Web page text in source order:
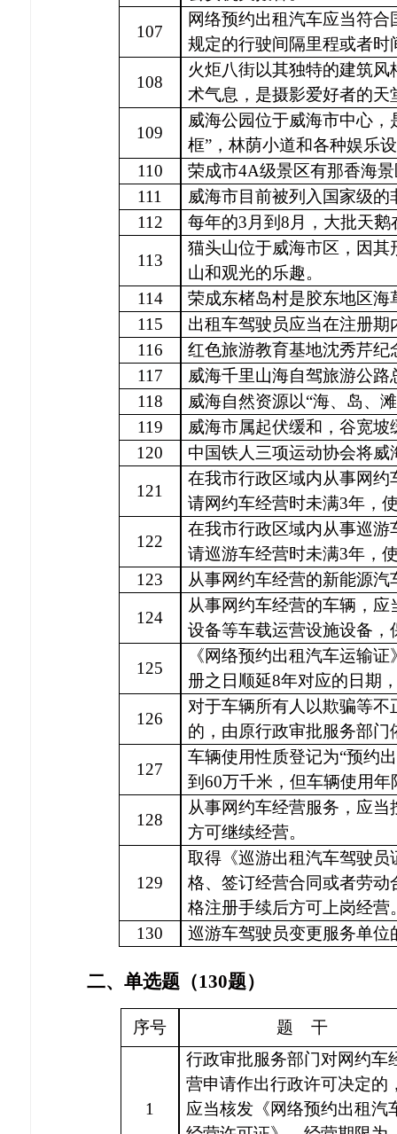
107
网络预约出租汽车应当符
规定的行驶间隔里程或者
108
火炬八街以其独特的建筑
术气息，是摄影爱好者的天
109
威海公园位于威海市中心
框”，林荫小道和各种娱乐
110
荣成市4A级景区有那香海
111
威海市目前被列入国家级
112
每年的3月到8月，大批天
113
猫头山位于威海市区，因
山和观光的乐趣。
114
荣成东楮岛村是胶东地区
115
出租车驾驶员应当在注册期
116
红色旅游教育基地沈秀芹
117
威海千里山海自驾旅游公路
118
威海自然资源以“海、岛、
119
威海市属起伏缓和，谷宽坡
120
中国铁人三项运动协会将
121
在我市行政区域内从事网
请网约车经营时未满3年，
122
在我市行政区域内从事巡
请巡游车经营时未满3年，
123
从事网约车经营的新能源
124
从事网约车经营的车辆，
设备等车载运营设施设备
125
《网络预约出租汽车运输
册之日顺延8年对应的日期
126
对于车辆所有人以欺骗等
的，由原行政审批服务部门
127
车辆使用性质登记为“预约
到60万千米，但车辆使用
128
从事网约车经营服务，应
方可继续经营。
129
取得《巡游出租汽车驾驶
格、签订经营合同或者劳
格注册手续后方可上岗经营
130
巡游车驾驶员变更服务单
二、单选题（130题）
序号 题 干
1
行政审批服务部门对网约车
营申请作出行政许可决定的
应当核发《网络预约出租汽